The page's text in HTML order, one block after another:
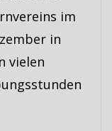
im
in
vielen